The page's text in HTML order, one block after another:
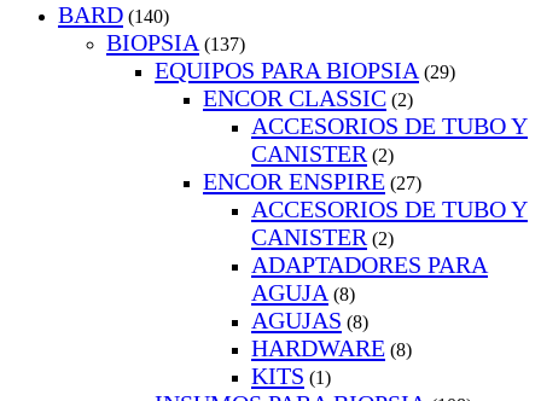
BARD (140)
BIOPSIA (137)
EQUIPOS PARA BIOPSIA (29)
ENCOR CLASSIC (2)
ACCESORIOS DE TUBO Y
CANISTER (2)
ENCOR ENSPIRE (27)
ACCESORIOS DE TUBO Y
CANISTER (2)
ADAPTADORES PARA
AGUJA (8)
AGUJAS (8)
HARDWARE (8)
KITS (1)